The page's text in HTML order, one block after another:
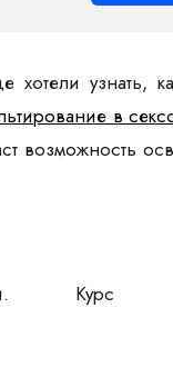
узнать,
в
возможность